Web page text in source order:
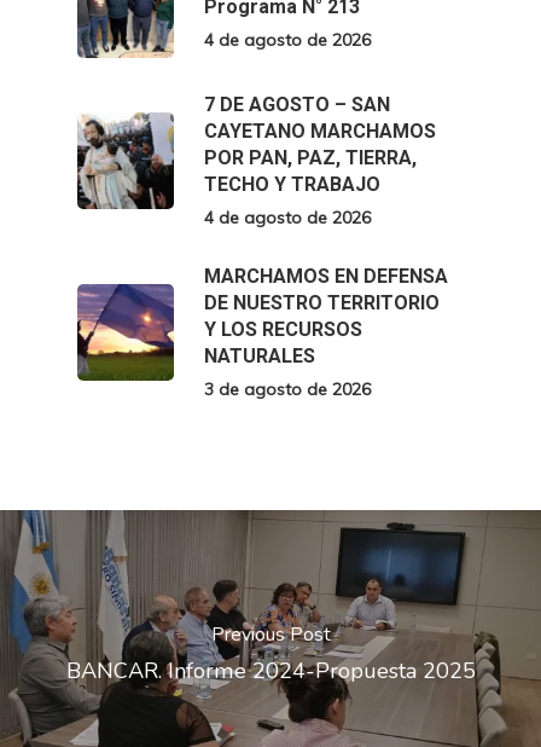
Programa N° 213
4 de agosto de 2026
7 DE AGOSTO – SAN
CAYETANO MARCHAMOS
POR PAN, PAZ, TIERRA,
TECHO Y TRABAJO
4 de agosto de 2026
MARCHAMOS EN DEFENSA
DE NUESTRO TERRITORIO
Y LOS RECURSOS
NATURALES
3 de agosto de 2026
Previous Post
BANCAR. Informe 2024-Propuesta 2025